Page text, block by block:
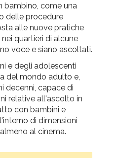
bambino, come una
delle procedure
alle nuove pratiche
quartieri di alcune
voce e siano ascoltati.
e degli adolescenti
del mondo adulto e,
decenni, capace di
relative all'ascolto in
con bambini e
di dimensioni
al cinema.